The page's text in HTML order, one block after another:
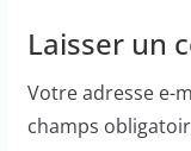
Laisser un
Votre adresse e-
champs